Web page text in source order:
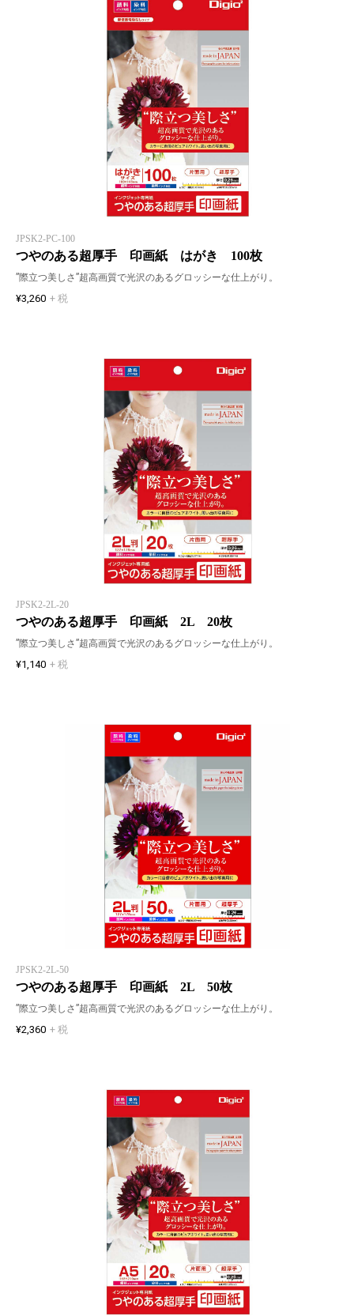
JPSK2-PC-100
つやのある超厚手 印画紙 はがき 100枚
”際立つ美しさ”超高画質で光沢のあるグロッシーな仕上がり。
¥3,260 + 税
JPSK2-2L-20
つやのある超厚手 印画紙 2L 20枚
”際立つ美しさ”超高画質で光沢のあるグロッシーな仕上がり。
¥1,140 + 税
JPSK2-2L-50
つやのある超厚手 印画紙 2L 50枚
”際立つ美しさ”超高画質で光沢のあるグロッシーな仕上がり。
¥2,360 + 税